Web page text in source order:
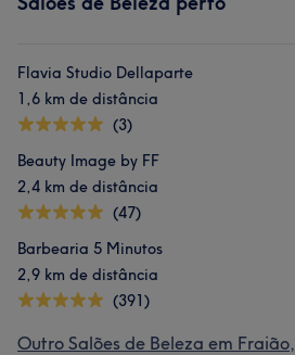
Flavia Studio Dellaparte
1,6 km de distância
(3)
Beauty Image by FF
2,4 km de distância
(47)
Barbearia 5 Minutos
2,9 km de distância
(391)
Outro Salões de Beleza em